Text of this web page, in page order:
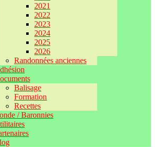
2021
2022
2023
2024
2025
2026
Randonnées anciennes
Balisage
Formation
Recettes
/ Baronnies